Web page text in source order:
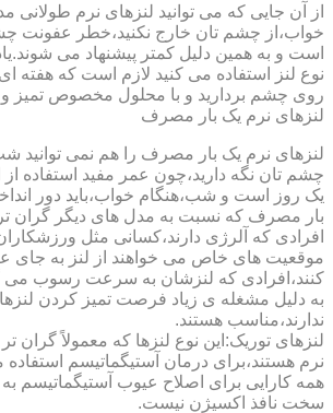
از آن جایی که می توانید لنزهای نرم طولانی
خواب،از چشم تان خارج نکنید،خطر عفونت
است و به همین دلیل کمتر پیشنهاد می
نوع لنز استفاده می کنید لازم است که هفته ای
روی چشم بردارید و با محلول مخصوص تمیز
لنزهای نرم یک بار مصرف
لنزهای نرم یک بار مصرف را هم نمی توانید
چشم تان نگه دارید،چون عمر مفید استفاده از
یک روز است و شب،هنگام خواب،باید دور
بار مصرف که نسبت به مدل های دیگر گران
افرادی که آلرژی دارند،کسانی مثل
موقعیت های خاص می خواهند از لنز به جای
کنند،افرادی که لنزشان به سرعت رسوب می
به دلیل مشغله ی زیاد فرصت تمیز کردن
ندارند،مناسب هستند.
لنزهای توریک:این نوع لنزها که معمولاً گران
نرم هستند،برای درمان آستیگماتیسم استفاده
همه کارایی برای اصلاح عیوب آستیگماتیسم به
سخت نافذ اکسیژن نیست.